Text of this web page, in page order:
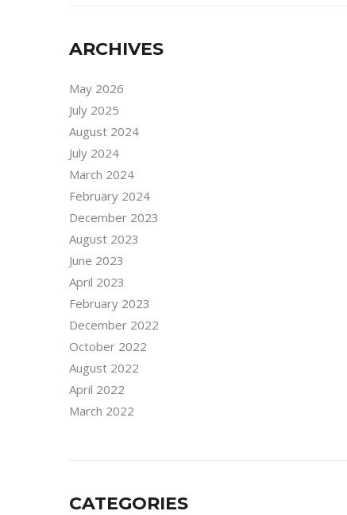
ARCHIVES
May 2026
July 2025
August 2024
July 2024
March 2024
February 2024
December 2023
August 2023
June 2023
April 2023
February 2023
December 2022
October 2022
August 2022
April 2022
March 2022
CATEGORIES